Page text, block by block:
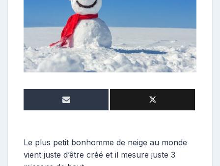
e
u
r
Le plus petit bonhomme de neige au monde
vient juste d’être créé et il mesure juste 3